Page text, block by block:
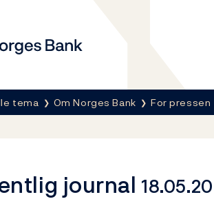
Bank
nå:
tema Om Norges Bank For pressen
journal